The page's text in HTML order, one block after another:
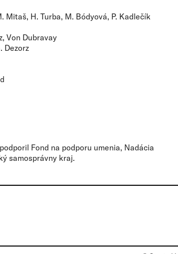
Mitaš, H. Turba, M. Bódyová, P. Kadlečík
Von Dubravay
Dezorz
Fond na podporu umenia, Nadácia
samosprávny kraj.